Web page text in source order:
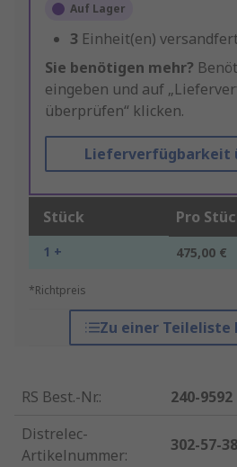
Auf Lager
3 Einheit(en)
Sie benötigen mehr?
eingeben und auf
überprüfen“ klicken.
Lieferverfügbarkeit
Stück Pro
1 + 475,00 €
*Richtpreis
Zu einer Teileliste
RS Best.-Nr.:
240-9592
Distrelec-
Artikelnummer:
302-57-